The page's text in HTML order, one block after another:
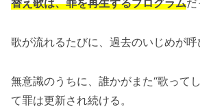
替え歌は、罪を再生するプログラムだ
歌が流れるたびに、過去のいじめが呼
無意識のうちに、誰かがまた“歌って
て罪は更新され続ける。